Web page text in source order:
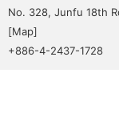
No. 328, Junfu 18th
[Map]
+886-4-2437-1728